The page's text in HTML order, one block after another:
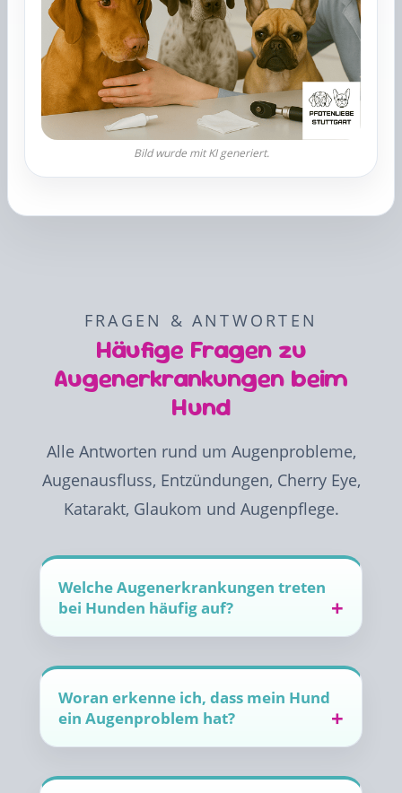
FRAGEN & ANTWORTEN
Häufige Fragen zu
Augenerkrankungen beim
Hund
Alle Antworten rund um Augenprobleme,
Augenausfluss, Entzündungen, Cherry Eye,
Katarakt, Glaukom und Augenpflege.
Welche Augenerkrankungen treten
bei Hunden häufig auf?
Woran erkenne ich, dass mein Hund
ein Augenproblem hat?